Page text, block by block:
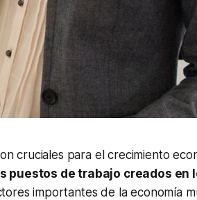
cruciales para el crecimiento
puestos de trabajo creados en
importantes de la economía